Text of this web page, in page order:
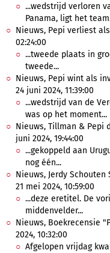
...wedstrijd verloren
Panama, ligt het
Nieuws, Pepi verliest
02:24:00
...tweede plaats in
tweede...
Nieuws, Pepi wint als
24 juni 2024, 11:39:00
...wedstrijd van de
was op het moment...
Nieuws, Tillman & Pepi
juni 2024, 19:44:00
...gekoppeld aan
nog één...
Nieuws, Jerdy
21 mei 2024, 10:59:00
...deze eretitel. De
middenvelder...
Nieuws, Boekrecensie
2024, 10:32:00
Afgelopen vrijdag